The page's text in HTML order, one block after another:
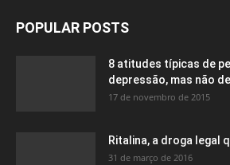
POPULAR POSTS
8 atitudes típicas de
depressão, mas não
17 de novembro de 2015
Ritalina, a droga legal
31 de março de 2016